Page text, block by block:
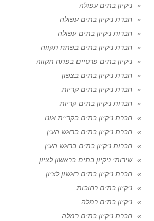
ניקיון בתים עפולה
חברת ניקיון בתים עפולה
חברות ניקיון בתים עפולה
חברת ניקיון בתים בפתח תקווה
ניקיון בתים פרטיים בפתח תקווה
חברת ניקיון בתים בצפון
חברת ניקיון בתים קריות
חברות ניקיון בתים קריות
חברת ניקיון בתים בקריית אונו
חברת ניקיון בתים בראש העין
חברות ניקיון בתים בראש העין
שירותי ניקיון בתים בראשון לציון
חברת ניקיון בתים ראשון לציון
ניקיון בתים רחובות
ניקיון בתים רמלה
חברת ניקיון בתים רמלה